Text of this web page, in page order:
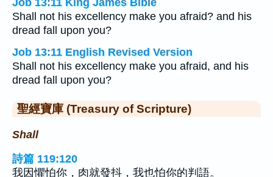
Job 13:11 King James Bible
Shall not his excellency make you afraid? and his
dread fall upon you?
Job 13:11 English Revised Version
Shall not his excellency make you afraid, and his
dread fall upon you?
聖經寶庫 (Treasury of Scripture)
Shall
詩篇 119:120
我因懼怕你，肉就發抖，我也怕你的判語。